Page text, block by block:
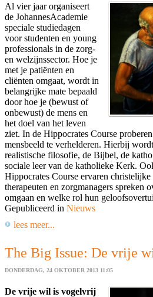
Al vier jaar organiseert
de JohannesAcademie
speciale studiedagen
voor studenten en young
professionals in de zorg-
en welzijnssector. Hoe je
met je patiënten en
cliënten omgaat, wordt in
belangrijke mate bepaald
door hoe je (bewust of
onbewust) de mens en
het doel van het leven
ziet. In de Hippocrates Course
mensbeeld te verhelderen. Hierbij
realistische filosofie, de Bijbel, de
sociale leer van de katholieke Kerk.
Hippocrates Course ervaren
therapeuten en zorgmanagers spreken
omgaan en welke rol hun
Gepubliceerd in Nieuws
lees meer...
The Big Issue: De vrije
DONDERDAG, 24 OKTOBER 2013 11:05
De vrije wil is vogelvrij